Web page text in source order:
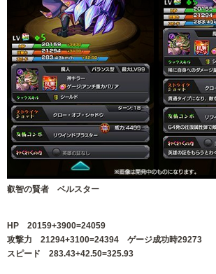
叡智の賢者 ベルスター
HP 20159+3900=24059
攻撃力 21294+3100=24394 ゲージ成功時29273
スピード 283.43+42.50=325.93